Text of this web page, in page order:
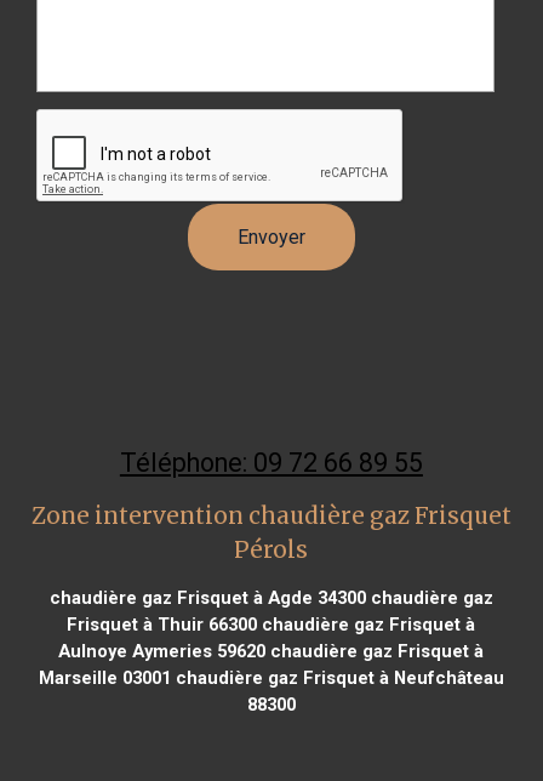
Téléphone: 09 72 66 89 55
Zone intervention chaudière gaz Frisquet
Pérols
chaudière gaz Frisquet à Agde 34300chaudière gaz
Frisquet à Thuir 66300 chaudière gaz Frisquet à
Aulnoye Aymeries 59620 chaudière gaz Frisquet à
Marseille 03001 chaudière gaz Frisquet à Neufchâteau
88300